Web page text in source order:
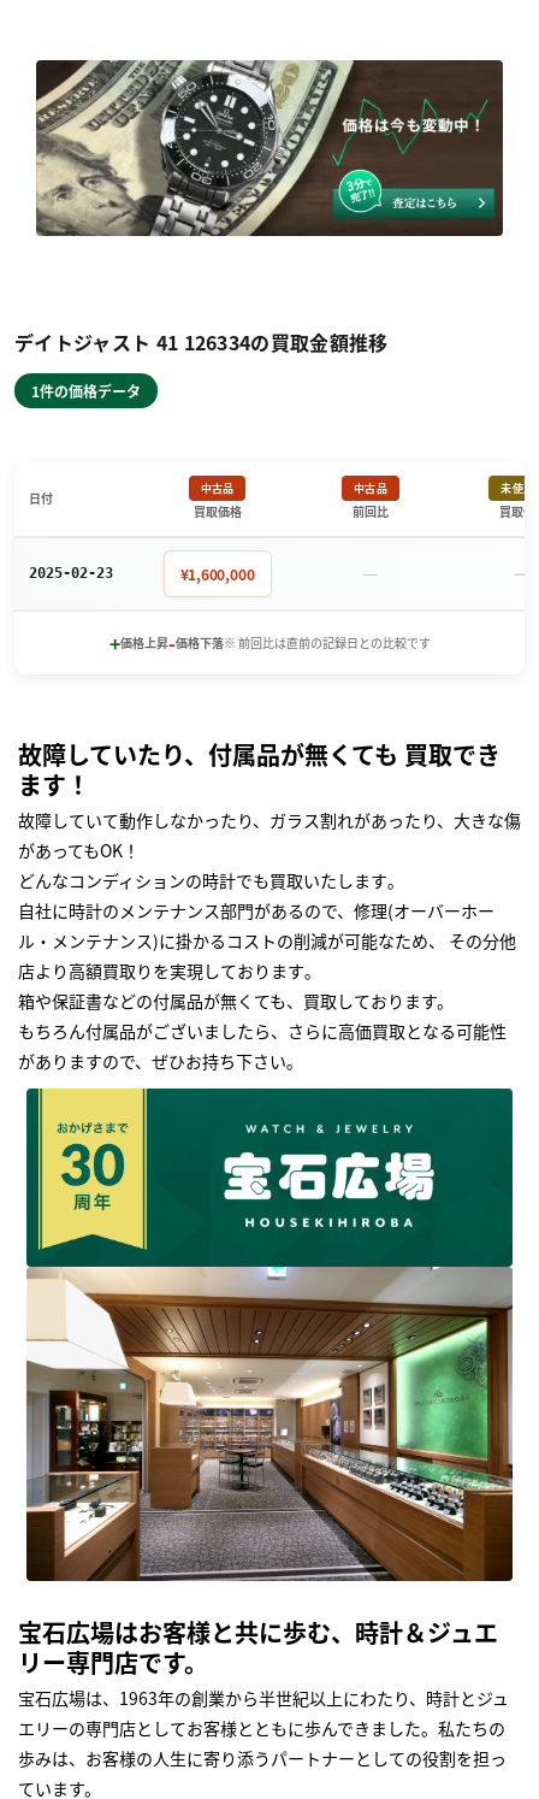
デイトジャスト 41 126334の買取金額推移
1件の価格データ
日付
中古品
買取価格
中古品
前回比
未使用
買取価
2025-02-23 ¥1,600,000 － －
+価格上昇-価格下落※ 前回比は直前の記録日との比較です
故障していたり、付属品が無くても 買取でき
ます！
故障していて動作しなかったり、ガラス割れがあったり、大きな傷
があってもOK！
どんなコンディションの時計でも買取いたします｡
自社に時計のメンテナンス部門があるので、修理(オーバーホー
ル・メンテナンス)に掛かるコストの削減が可能なため、 その分他
店より高額買取りを実現しております｡
箱や保証書などの付属品が無くても、買取しております。
もちろん付属品がございましたら、さらに高価買取となる可能性
がありますので、ぜひお持ち下さい｡
宝石広場はお客様と共に歩む、時計＆ジュエ
リー専門店です。
宝石広場は、1963年の創業から半世紀以上にわたり、時計とジュ
エリーの専門店としてお客様とともに歩んできました。私たちの
歩みは、お客様の人生に寄り添うパートナーとしての役割を担っ
ています。